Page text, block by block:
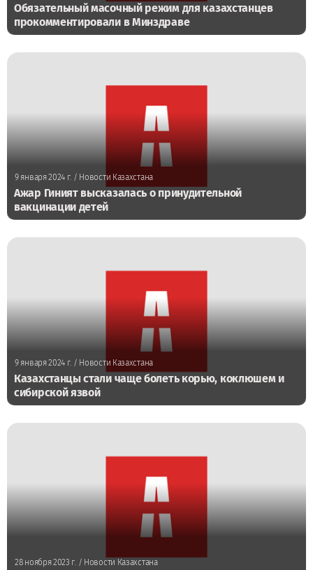
Обязательный масочный режим для казахстанцев
прокомментировали в Минздраве
9 января 2024 г. / Новости Казахстана
Ажар Гиният высказалась о принудительной
вакцинации детей
9 января 2024 г. / Новости Казахстана
Казахстанцы стали чаще болеть корью, коклюшем и
сибирской язвой
28 ноября 2023 г./ Новости Казахстана